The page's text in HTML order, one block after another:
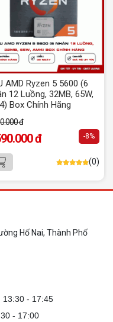
uy tín
họa tại Đồng Nai theo yêu
hình xử lý 3D và dựng video
nhận tư vấn và báo giá chi tiết
học sinh, sinh viên nên
cho học sinh sinh viên
và ngành học: tiêu chí
có và cách kiểm tra máy
gaming tại Đồng Nai uy
tại Đồng Nai uy tín, cấu
phí, test máy tại chỗ. Khám
vấn và lắp đặt dàn PC chơi
thống vận hành ổn định và
ngay hướng dẫn tại đây
mainboard, chuẩn RAM,
AMD Ryzen 5 5600 (6
12 Luồng, 32MB, 65W,
Box Chính Hãng
đ
đ -8%
(0)
Hố Nai, Thành Phố
13:30 - 17:45
- 17:00